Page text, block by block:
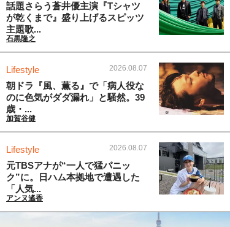
話題さらう蒼井優主演『Tシャツ
が乾くまで』盛り上げるスピッツ
主題歌...
石黒隆之
Lifestyle 2026.08.07
朝ドラ『風、薫る』で「病人役な
のに色気がダダ漏れ」と騒然。39
歳・...
加賀谷健
Lifestyle 2026.08.07
元TBSアナが“一人で猛パニッ
ク”に。日ハム本拠地で遭遇した
「人気...
アンヌ遙香